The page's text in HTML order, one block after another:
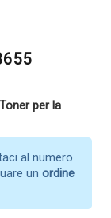
per la
al numero
un ordine